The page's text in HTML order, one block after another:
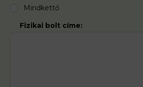
Mindkettő
Fizikai bolt címe: